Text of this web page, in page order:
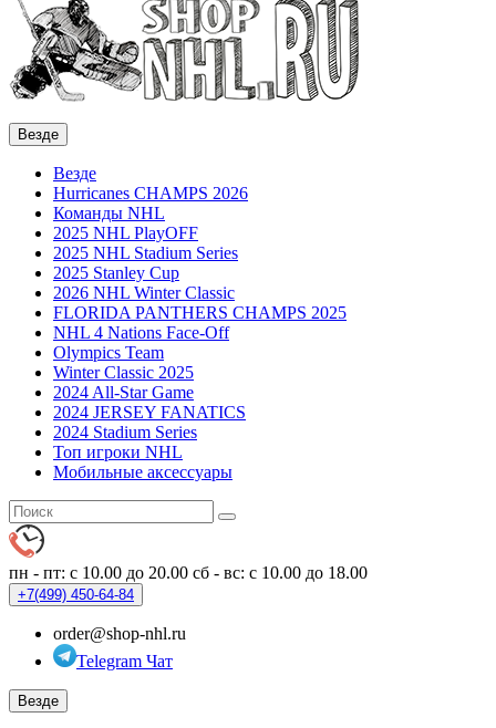
Везде
Везде
Hurricanes CHAMPS 2026
Команды NHL
2025 NHL PlayOFF
2025 NHL Stadium Series
2025 Stanley Cup
2026 NHL Winter Classic
FLORIDA PANTHERS CHAMPS 2025
NHL 4 Nations Face-Off
Olympics Team
Winter Classic 2025
2024 All-Star Game
2024 JERSEY FANATICS
2024 Stadium Series
Топ игроки NHL
Мобильные аксессуары
пн - пт: с 10.00 до 20.00 сб - вс: с 10.00 до 18.00
+7(499) 450-64-84
order@shop-nhl.ru
Telegram Чат
Везде